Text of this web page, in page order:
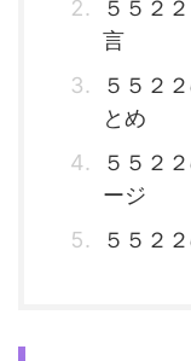
５５２
言
５５２
とめ
５５２
ージ
５５２